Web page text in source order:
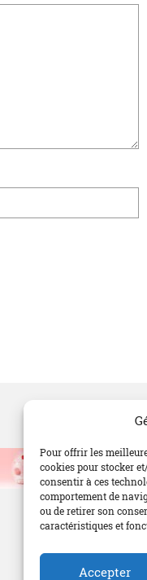
Pour offrir les
cookies pour stocker
consentir à ces
comportement de
ou de retirer son
caractéristiques et
Accepter